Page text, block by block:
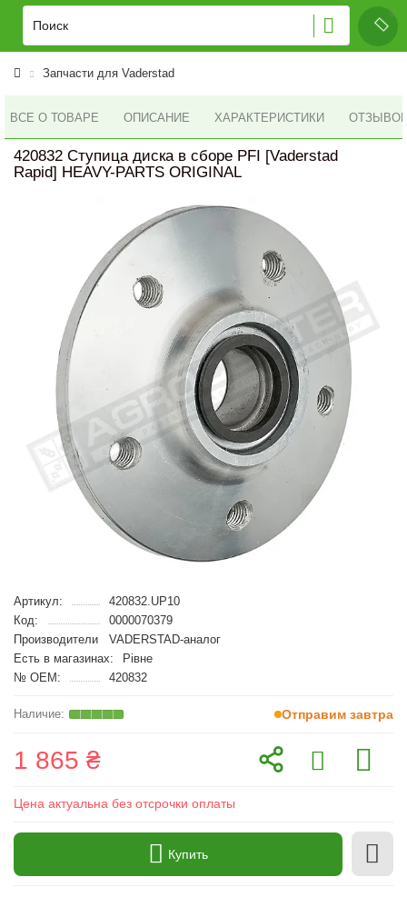
Запчасти для Vaderstad
ВСЕ О ТОВАРЕ ОПИСАНИЕ ХАРАКТЕРИСТИКИ ОТЗЫВОВ
420832 Ступица диска в сборе PFI [Vaderstad
Rapid] HEAVY-PARTS ORIGINAL
Артикул:
420832.UP10
Код:
0000070379
Производители
VADERSTAD-аналог
Есть в магазинах:
Рівне
№ OEM:
420832
Отправим завтра
1 865 ₴
Цена актуальна без отсрочки оплаты
Купить